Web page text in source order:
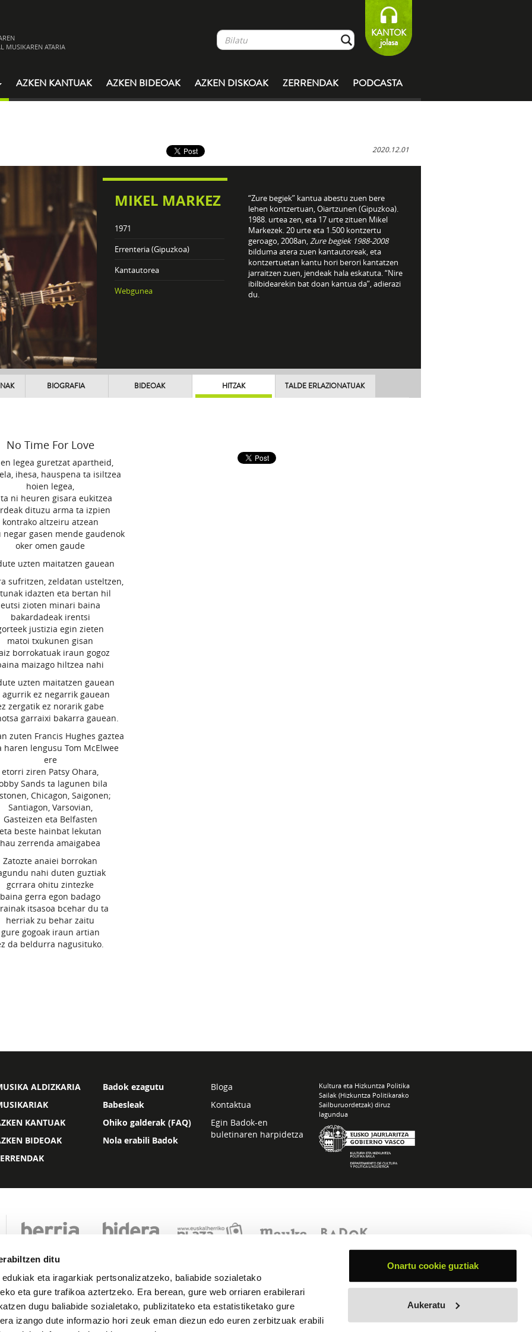
ditu
eta iragarkiak pertsonalizatzeko, baliabide sozialetako
eta gure trafikoa aztertzeko. Era berean, gure web orriaren erabilerari
dugu baliabide sozialetako, publizitateko eta estatistiketako gure
izango dute informazio hori zeuk eman diezun edo euren zerbitzuak erabili
Onartu cookie guztiak
Aukeratu
MUSIKAREN ATARIA
KANTOK
jolasa
AZKEN KANTUAK AZKEN BIDEOAK AZKEN DISKOAK ZERRENDAK PODCASTA
2020.12.01
MIKEL MARKEZ
1971
Errenteria (Gipuzkoa)
Kantautorea
Webgunea
“Zure begiek” kantua abestu zuen bere
lehen kontzertuan, Oiartzunen (Gipuzkoa).
1988. urtea zen, eta 17 urte zituen Mikel
Markezek. 20 urte eta 1.500 kontzertu
geroago, 2008an,Zure begiek 1988-2008
bilduma atera zuen kantautoreak, eta
kontzertuetan kantu hori berori kantatzen
jarraitzen zuen, jendeak hala eskatuta. “Nire
ibilbidearekin bat doan kantua da”, adierazi
du.
BIOGRAFIA BIDEOAK HITZAK TALDE ERLAZIONATUAK
No Time For Love
legea guretzat apartheid,
ihesa, hauspena ta isiltzea
hoien legea,
ni heuren gisara eukitzea
dituzu arma ta izpien
kontrako altzeiru atzean
negar gasen mende gaudenok
oker omen gaude
uzten maitatzen gauean
sufritzen, zeldatan usteltzen,
idazten eta bertan hil
eutsi zioten minari baina
bakardadeak irentsi
justizia egin zieten
matoi txukunen gisan
borrokatuak iraun gogoz
maizago hiltzea nahi
uzten maitatzen gauean
agurrik ez negarrik gauean
zergatik ez norarik gabe
garraixi bakarra gauean.
zuten Francis Hughes gaztea
haren lengusu Tom McElwee
ere
etorri ziren Patsy Ohara,
Sands ta lagunen bila
Chicagon, Saigonen;
Santiagon, Varsovian,
Gasteizen eta Belfasten
beste hainbat lekutan
hau zerrenda amaigabea
Zatozte anaiei borrokan
nahi duten guztiak
gcrrara ohitu zintezke
baina gerra egon badago
itsasoa bcehar du ta
herriak zu behar zaitu
gure gogoak iraun artian
da beldurra nagusituko.
ALDIZKARIA
KANTUAK
BIDEOAK
Badok ezagutu
Babesleak
Ohiko galderak (FAQ)
Nola erabili Badok
Bloga
Kontaktua
Egin Badok-en
buletinaren harpidetza
Kultura eta Hizkuntza Politika
Sailak (Hizkuntza Politikarako
Sailburuordetzak) diruz
lagundua
Lege oharra Pribatutasuna Cookie politika